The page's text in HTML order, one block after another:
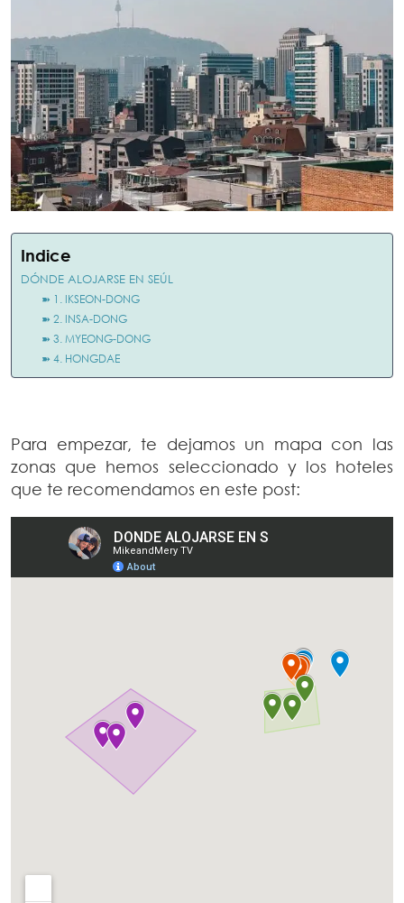
Indice
DÓNDE ALOJARSE EN SEÚL
➽ 1. IKSEON-DONG
➽ 2. INSA-DONG
➽ 3. MYEONG-DONG
➽ 4. HONGDAE
Para empezar, te dejamos un mapa con las
zonas que hemos seleccionado y los hoteles
que te recomendamos en este post: